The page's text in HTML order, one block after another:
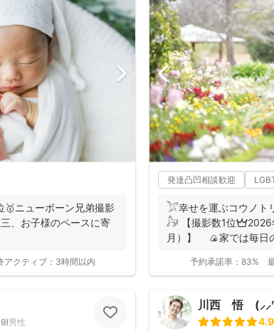
🥇ニューボーン兄弟撮影
、お子様のペースに寄
アクティブ： 3時間以内
発達凸凹相談歓迎
𓅯幸せを運ぶコウノト
𓃗 【撮影数1位👑2026
月）】 🍙家では毎日
予約承諾率： 83%
)男性
川西 悟 (⸝⸝ᐢ
4.9